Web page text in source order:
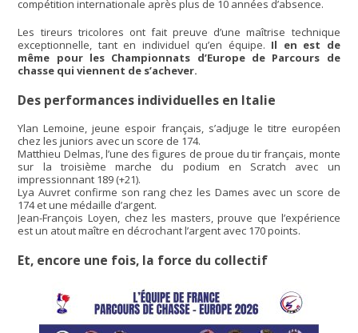
compétition internationale après plus de 10 années d’absence.
Les tireurs tricolores ont fait preuve d’une maîtrise technique
exceptionnelle, tant en individuel qu’en équipe. Il en est de
même pour les Championnats d’Europe de Parcours de
chasse qui viennent de s’achever.
Des performances individuelles en Italie
Ylan Lemoine, jeune espoir français, s’adjuge le titre européen
chez les juniors avec un score de 174.
Matthieu Delmas, l’une des figures de proue du tir français, monte
sur la troisième marche du podium en Scratch avec un
impressionnant 189 (+21).
Lya Auvret confirme son rang chez les Dames avec un score de
174 et une médaille d’argent.
Jean-François Loyen, chez les masters, prouve que l’expérience
est un atout maître en décrochant l’argent avec 170 points.
Et, encore une fois, la force du collectif